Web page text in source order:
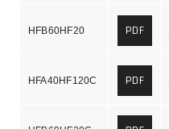
HFB60HF20 PDF
HFA40HF120C PDF